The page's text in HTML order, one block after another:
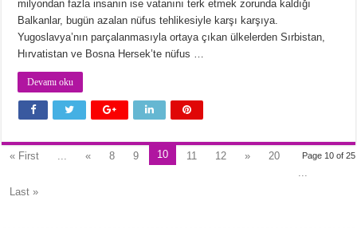
milyondan fazla insanın ise vatanını terk etmek zorunda kaldığı
Balkanlar, bugün azalan nüfus tehlikesiyle karşı karşıya.
Yugoslavya’nın parçalanmasıyla ortaya çıkan ülkelerden Sırbistan,
Hırvatistan ve Bosna Hersek’te nüfus …
Devamı oku
Page 10 of 25
« First « 8 9 10 11 12 »
20
Last »